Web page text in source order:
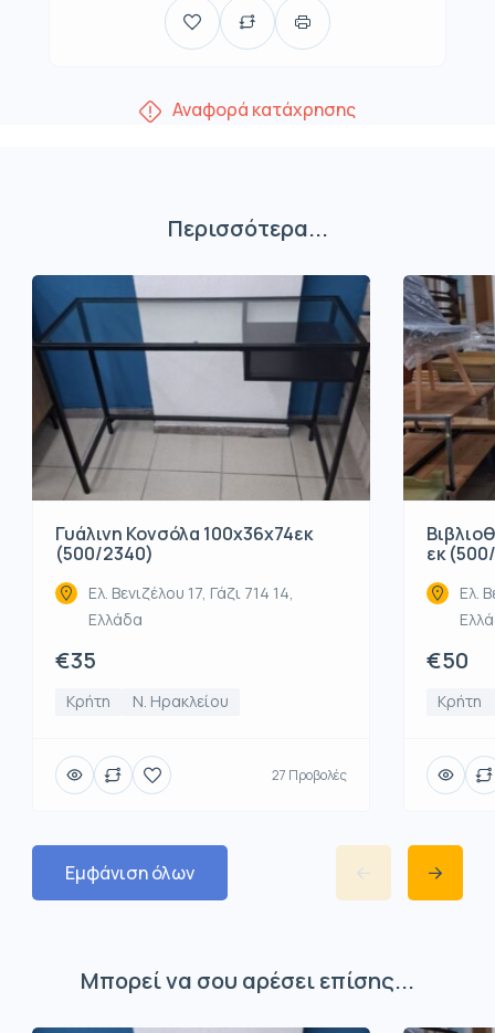
Αναφορά κατάχρησης
Περισσότερα...
Γυάλινη Κονσόλα 100x36x74εκ
(500/2340)
Ελ. Βενιζέλου 17, Γάζι 714 14,
Ελλάδα
€35
Κρήτη Ν. Ηρακλείου
27 Προβολές
εκ
Ελ.
€50
Κρήτη
Εμφάνιση όλων
Μπορεί να σου αρέσει επίσης...